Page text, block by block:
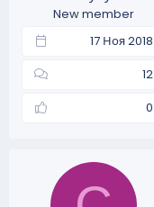
New member
17 Ноя 2018
12
0